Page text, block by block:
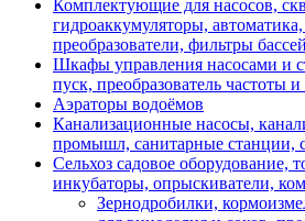
Комплектующие для насосов,
гидроаккумуляторы,
преобразователи, фильтры
Шкафы управления насосами и
пуск, преобразователь частоты и
Аэраторы водоёмов
Канализационные насосы,
промышл, санитарные станции,
Сельхоз садовое оборудование,
инкубаторы, опрыскиватели,
Зернодробилки,